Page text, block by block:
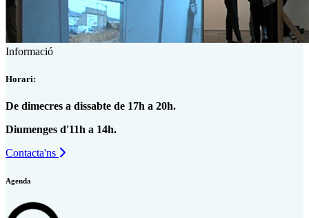
Informació
Horari:
De dimecres a dissabte de 17h a 20h.
Diumenges d'11h a 14h.
Contacta'ns
Agenda